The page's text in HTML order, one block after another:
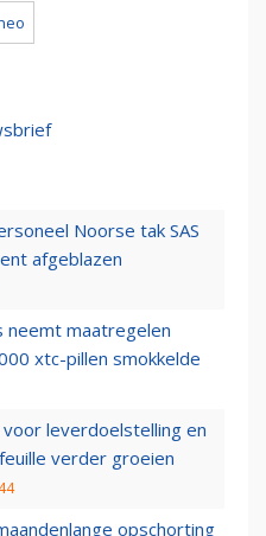
Noorse tak SAS
afgeblazen
neemt maatregelen
xtc-pillen smokkelde
leverdoelstelling en
verder groeien
opschorting